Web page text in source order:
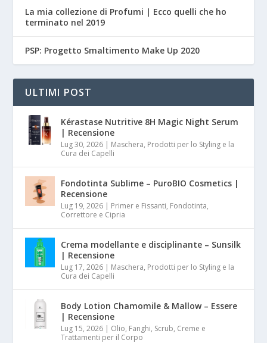
La mia collezione di Profumi | Ecco quelli che ho
terminato nel 2019
PSP: Progetto Smaltimento Make Up 2020
ULTIMI POST
Kérastase Nutritive 8H Magic Night Serum
| Recensione
Lug 30, 2026 | Maschera, Prodotti per lo Styling e la
Cura dei Capelli
Fondotinta Sublime – PuroBIO Cosmetics |
Recensione
Lug 19, 2026 | Primer e Fissanti, Fondotinta,
Correttore e Cipria
Crema modellante e disciplinante – Sunsilk
| Recensione
Lug 17, 2026 | Maschera, Prodotti per lo Styling e la
Cura dei Capelli
Body Lotion Chamomile & Mallow – Essere
| Recensione
Lug 15, 2026 | Olio, Fanghi, Scrub, Creme e
Trattamenti per il Corpo